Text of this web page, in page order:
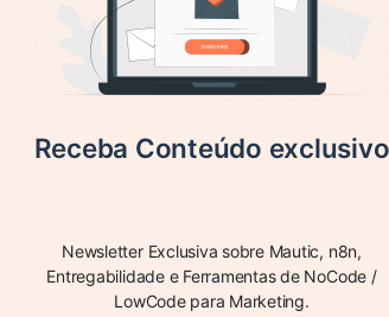
Receba Conteúdo exclusivo
Newsletter Exclusiva sobre Mautic, n8n,
Entregabilidade e Ferramentas de NoCode /
LowCode para Marketing.